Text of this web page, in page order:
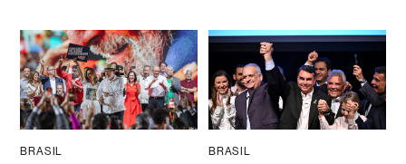
BRASIL BRASIL